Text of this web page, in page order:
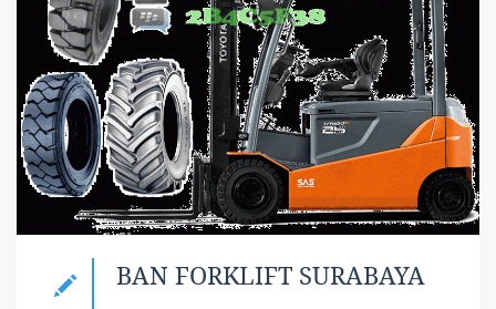
BAN FORKLIFT SURABAYA